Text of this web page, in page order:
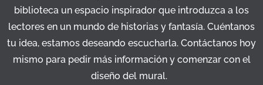
biblioteca un espacio inspirador que introduzca a los
lectores en un mundo de historias y fantasía. Cuéntanos
tu idea, estamos deseando escucharla. Contáctanos hoy
mismo para pedir más información y comenzar con el
diseño del mural.